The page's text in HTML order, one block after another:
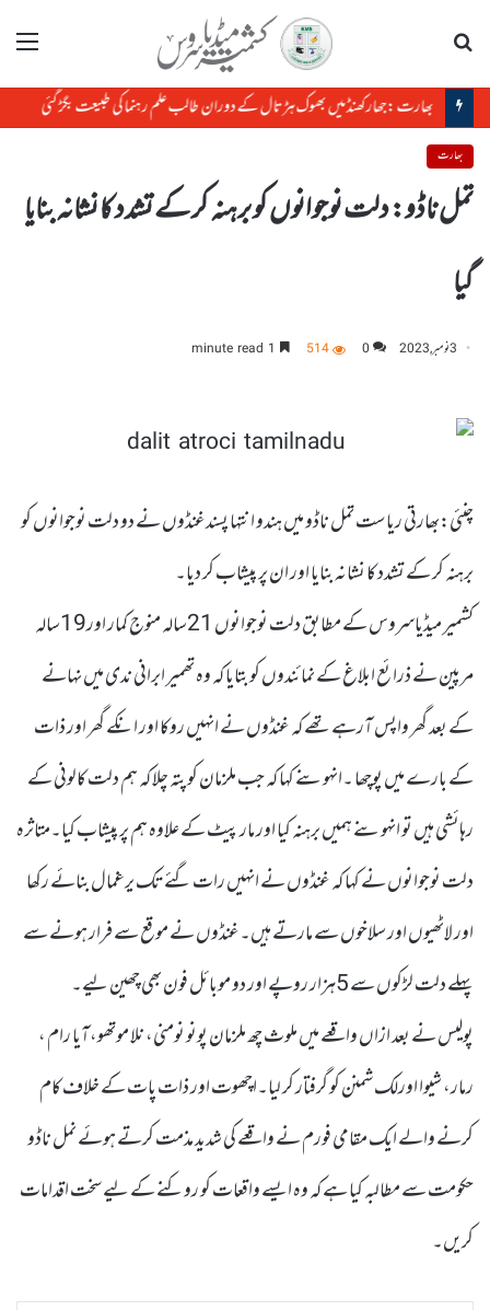
مینو
بھارت :جھارکھنڈمیں بھوک ہڑتال کے دوران طالب علم رہنما کی طبیعت بگڑ گئی
بھارت
تمل ناڈو: دلت نوجوانوں کو برہنہ کر کے تشدد کا نشانہ بنایا
گیا
3 نومبر, 2023 0
514
چنئی:بھارتی ریاست تمل ناڈو میں ہندو انتہا پسندغنڈوں نے دو دلت نوجوانوں کو
برہنہ کر کے تشدد کا نشانہ بنایا اور ان پر پیشاب کر دیا۔
کشمیر میڈیاسروس کے مطابق دلت نوجوانوں 21سالہ منوج کمار اور19سالہ
مرپین نے ذرائع ابلاغ کے نمائندوں کو بتایا کہ وہ تھمیر ابرانی ندی میں نہانے
کے بعد گھر واپس آرہے تھے کہ غنڈوں نے انہیں روکا اور انکے گھر اور ذات
کے بارے میں پوچھا ۔انہوںنے کہا کہ جب ملزمان کو پتہ چلا کہ ہم دلت کالونی کے
رہائشی ہیں تو انہوںنے ہمیں برہنہ کیا اور مار پیٹ کے علاوہ ہم پر پیشاب کیا۔متاثرہ
دلت نوجوانوں نے کہا کہ غنڈوں نے انہیں رات گئے تک یرغمال بنائے رکھا
اور لاٹھیوں اور سلاخوں سے مارتے ہیں۔غنڈوں نے موقع سے فرار ہونے سے
پہلے دلت لڑکوں سے 5ہزار روپے اور دو موبائل فون بھی چھین لیے۔
پولیس نے بعد ازاں واقعے میں ملوث چھ ملزمان پونو نومنی، نلا موتھو،آیا رام ،
رمار، شیوا اورلک شمنن کو گرفتار کر لیا۔اچھوت اور ذات پات کے خلاف کام
کرنے والے ایک مقامی فورم نے واقعے کی شدید مذمت کرتے ہوئے نمل ناڈو
حکومت سے مطالبہ کیا ہے کہ وہ ایسے واقعات کو روکنے کے لیے سخت اقدامات
کریں۔